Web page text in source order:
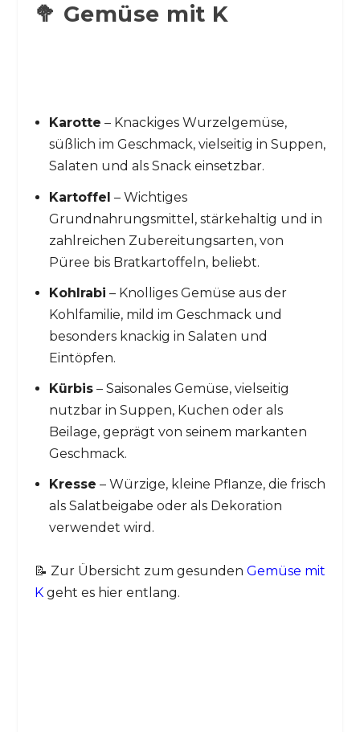
🥦 Gemüse mit K
Karotte – Knackiges Wurzelgemüse,
süßlich im Geschmack, vielseitig in Suppen,
Salaten und als Snack einsetzbar.
Kartoffel – Wichtiges
Grundnahrungsmittel, stärkehaltig und in
zahlreichen Zubereitungsarten, von
Püree bis Bratkartoffeln, beliebt.
Kohlrabi – Knolliges Gemüse aus der
Kohlfamilie, mild im Geschmack und
besonders knackig in Salaten und
Eintöpfen.
Kürbis– Saisonales Gemüse, vielseitig
nutzbar in Suppen, Kuchen oder als
Beilage, geprägt von seinem markanten
Geschmack.
Kresse – Würzige, kleine Pflanze, die frisch
als Salatbeigabe oder als Dekoration
verwendet wird.
📝 Zur Übersicht zum gesunden Gemüse mit
Kgeht es hier entlang.